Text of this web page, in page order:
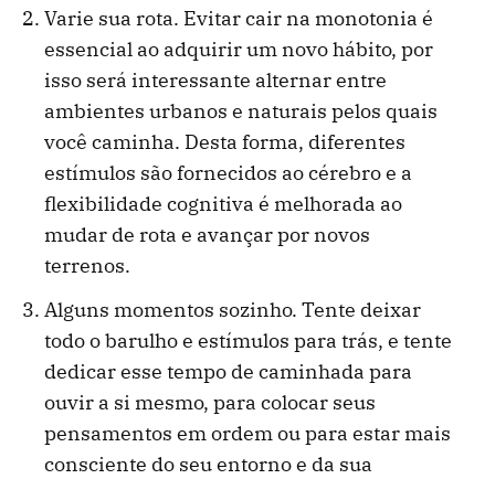
Varie sua rota. Evitar cair na monotonia é
essencial ao adquirir um novo hábito, por
isso será interessante alternar entre
ambientes urbanos e naturais pelos quais
você caminha. Desta forma, diferentes
estímulos são fornecidos ao cérebro e a
flexibilidade cognitiva é melhorada ao
mudar de rota e avançar por novos
terrenos.
Alguns momentos sozinho. Tente deixar
todo o barulho e estímulos para trás, e tente
dedicar esse tempo de caminhada para
ouvir a si mesmo, para colocar seus
pensamentos em ordem ou para estar mais
consciente do seu entorno e da sua